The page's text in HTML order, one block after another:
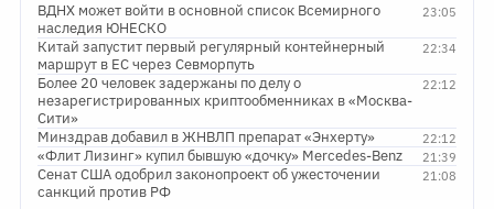
23:05
ВДНХ может войти в основной список Всемирного
наследия ЮНЕСКО
22:34
Китай запустит первый регулярный контейнерный
маршрут в ЕС через Севморпуть
22:12
Более 20 человек задержаны по делу о
незарегистрированных криптообменниках в «Москва-
Сити»
22:12
Минздрав добавил в ЖНВЛП препарат «Энхерту»
21:39
«Флит Лизинг» купил бывшую «дочку» Mercedes-Benz
21:08
Сенат США одобрил законопроект об ужесточении
санкций против РФ